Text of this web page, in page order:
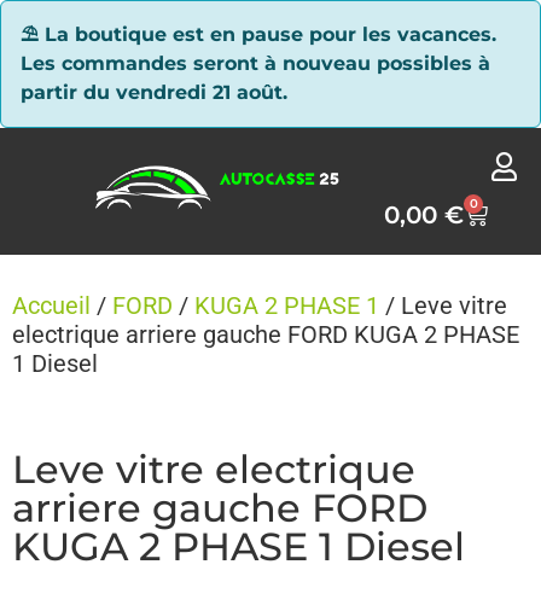
⛱ La boutique est en pause pour les vacances.
Les commandes seront à nouveau possibles à
partir du vendredi 21 août.
0,00€ 0
Accueil / FORD / KUGA 2 PHASE 1 / Leve vitre
electrique arriere gauche FORD KUGA 2 PHASE
1 Diesel
Leve vitre electrique
arriere gauche FORD
KUGA 2 PHASE 1 Diesel
Panneau de gestion des cookies